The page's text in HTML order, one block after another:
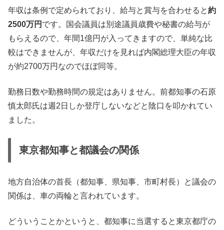
年収は条例で定められており、給与と賞与を合わせると約
2500万円 です。国会議員は別途議員歳費や秘書の給与が
もらえるので、年間1億円が入ってきますので、単純な比
較はできませんが、年収だけを見れば内閣総理大臣の年収
が約2700万円なのでほぼ同等。
勤務日数や勤務時間の規定はありません。前都知事の石原
慎太郎氏は週2日しか登庁しないなどと陰口を叩かれてい
ました。
東京都知事と都議会の関係
地方自治体の首長（都知事、県知事、市町村長）と議会の
関係は、車の両輪と言われています。
どういうことかというと、都知事に当選すると東京都庁の